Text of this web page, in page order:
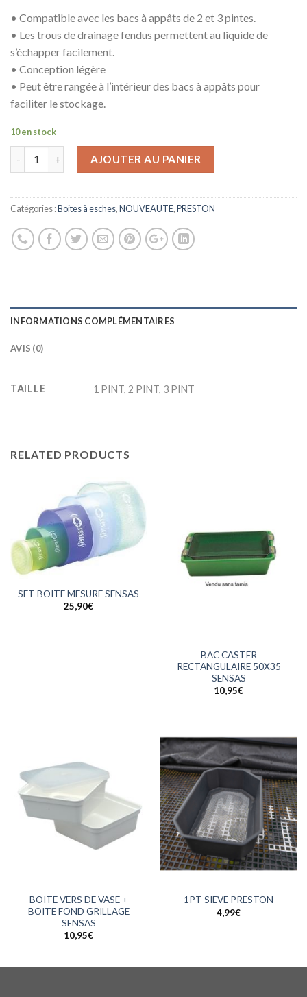
• Compatible avec les bacs à appâts de 2 et 3 pintes.
• Les trous de drainage fendus permettent au liquide de
s’échapper facilement.
• Conception légère
• Peut être rangée à l’intérieur des bacs à appâts pour
faciliter le stockage.
10 en stock
AJOUTER AU PANIER
Catégories :Boites à esches,NOUVEAUTE,PRESTON
INFORMATIONS COMPLÉMENTAIRES
AVIS (0)
TAILLE 1 PINT, 2 PINT, 3 PINT
RELATED PRODUCTS
SET BOITE MESURE SENSAS
25,90€
BAC CASTER
RECTANGULAIRE 50X35
SENSAS
10,95€
BOITE VERS DE VASE +
BOITE FOND GRILLAGE
SENSAS
10,95€
1PT SIEVE PRESTON
4,99€